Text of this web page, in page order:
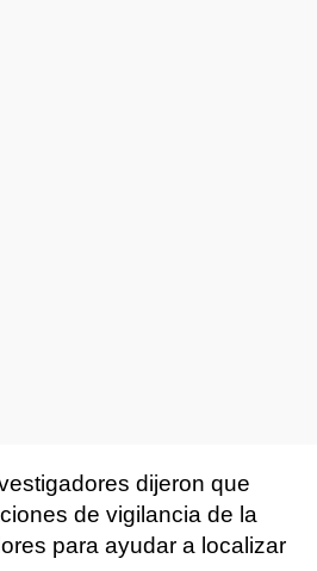
dijeron que
de vigilancia de la
para ayudar a localizar